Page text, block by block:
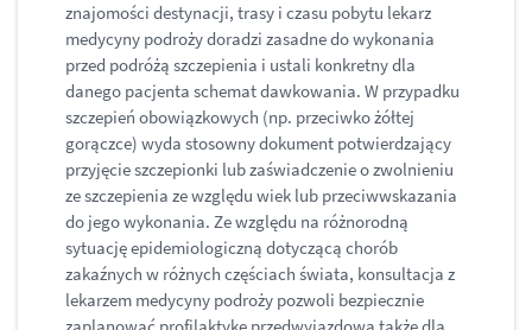
znajomości destynacji, trasy i czasu pobytu lekarz
medycyny podroży doradzi zasadne do wykonania
przed podróżą szczepienia i ustali konkretny dla
danego pacjenta schemat dawkowania. W przypadku
szczepień obowiązkowych (np. przeciwko żółtej
gorączce) wyda stosowny dokument potwierdzający
przyjęcie szczepionki lub zaświadczenie o zwolnieniu
ze szczepienia ze względu wiek lub przeciwwskazania
do jego wykonania. Ze względu na różnorodną
sytuację epidemiologiczną dotyczącą chorób
zakaźnych w różnych częściach świata, konsultacja z
lekarzem medycyny podroży pozwoli bezpiecznie